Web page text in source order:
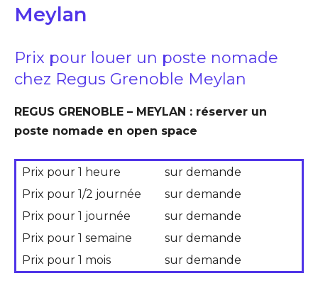
Meylan
Prix pour louer un poste nomade
chez Regus Grenoble Meylan
REGUS GRENOBLE – MEYLAN : réserver un
poste nomade en open space
Prix pour 1 heure
sur demande
Prix pour 1/2 journée
sur demande
Prix pour 1 journée
sur demande
Prix pour 1 semaine
sur demande
Prix pour 1 mois
sur demande